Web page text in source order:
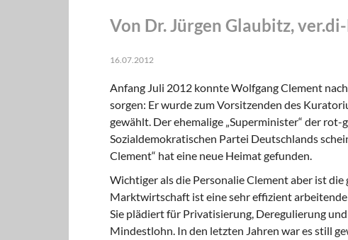
Von Dr. Jürgen Glaubitz,
16.07.2012
Anfang Juli 2012 konnte Wolfgang Clement
sorgen: Er wurde zum Vorsitzenden des
gewählt. Der ehemalige „Superminister“ der
Sozialdemokratischen Partei Deutschlands
Clement“ hat eine neue Heimat gefunden.
Wichtiger als die Personalie Clement aber ist
Marktwirtschaft ist eine sehr effizient
Sie plädiert für Privatisierung, Deregulierung
Mindestlohn. In den letzten Jahren war es still